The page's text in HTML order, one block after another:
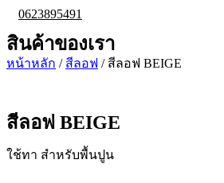
0623895491
สินค้าของเรา
หน้าหลัก / สีลอฟ / สีลอฟ BEIGE
สีลอฟ BEIGE
ใช้ทา สำหรับพื้นปูน